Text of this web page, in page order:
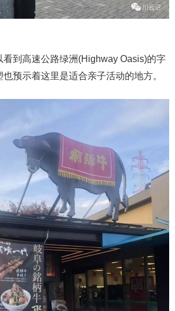
看到高速公路绿洲(Highway Oasis)的字
预示着这里是适合亲子活动的地方。